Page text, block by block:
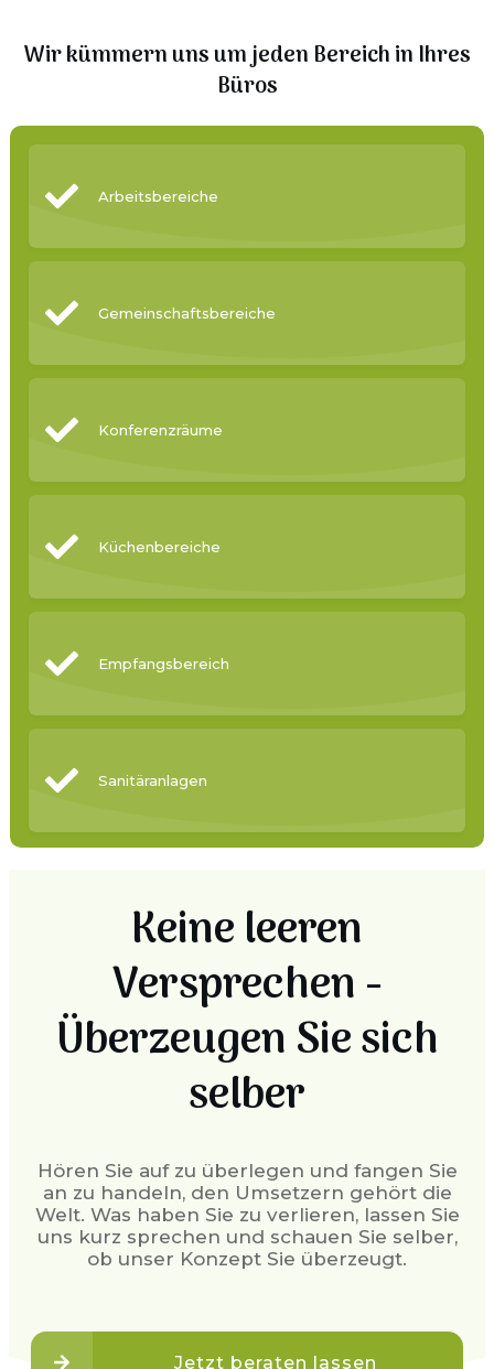
Wir kümmern uns um jeden Bereich in Ihres
Büros
Arbeitsbereiche
Gemeinschaftsbereiche
Konferenzräume
Küchenbereiche
Empfangsbereich
Sanitäranlagen
Keine leeren
Versprechen -
Überzeugen Sie sich
selber
Hören Sie auf zu überlegen und fangen Sie
an zu handeln, den Umsetzern gehört die
Welt. Was haben Sie zu verlieren, lassen Sie
uns kurz sprechen und schauen Sie selber,
ob unser Konzept Sie überzeugt.
Jetzt beraten lassen